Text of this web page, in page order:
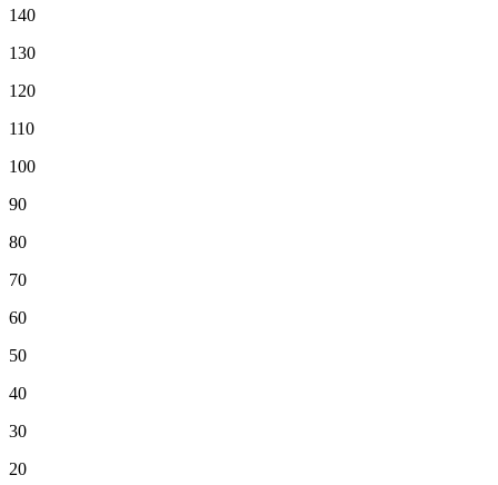
140
130
120
110
100
90
80
70
60
50
40
30
20